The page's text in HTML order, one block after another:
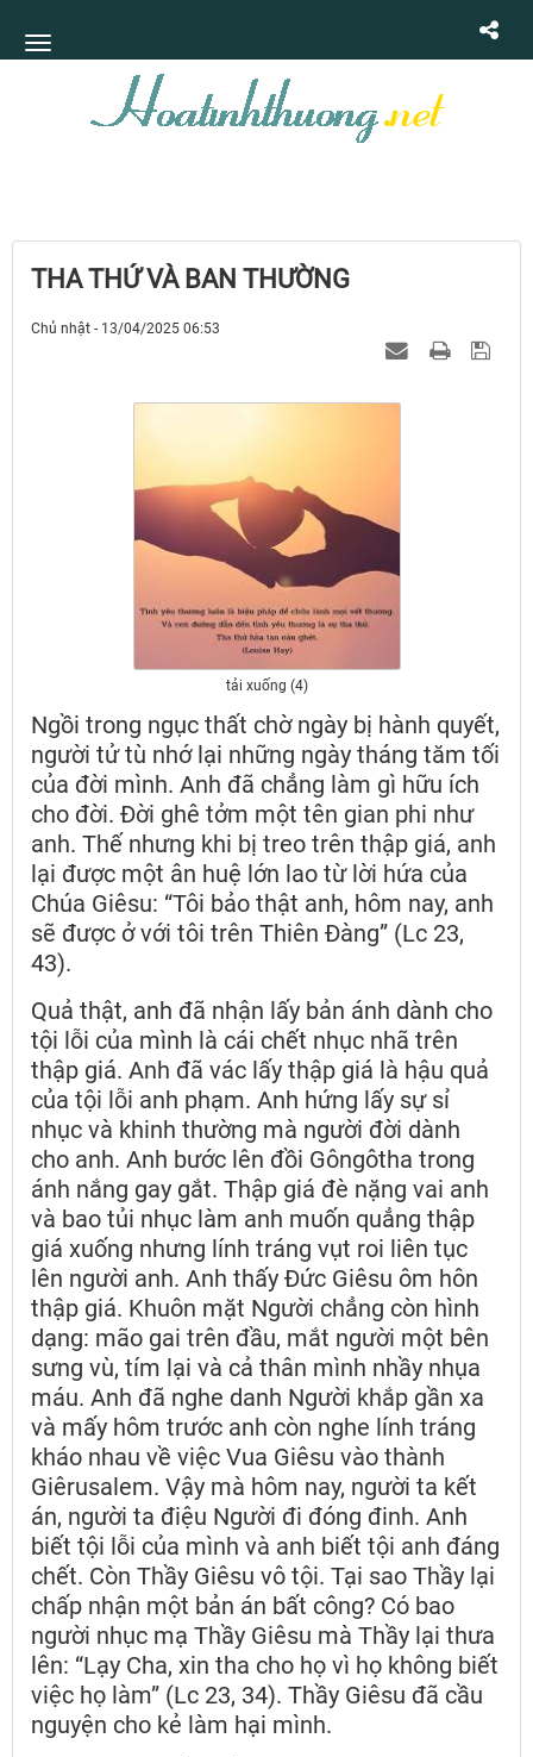
THA THỨ VÀ BAN THƯỜNG
Chủ nhật - 13/04/2025 06:53
tải xuống (4)
Ngồi trong ngục thất chờ ngày bị hành quyết,
người tử tù nhớ lại những ngày tháng tăm tối
của đời mình. Anh đã chẳng làm gì hữu ích
cho đời. Đời ghê tởm một tên gian phi như
anh. Thế nhưng khi bị treo trên thập giá, anh
lại được một ân huệ lớn lao từ lời hứa của
Chúa Giêsu: “Tôi bảo thật anh, hôm nay, anh
sẽ được ở với tôi trên Thiên Đàng” (Lc 23,
43).
Quả thật, anh đã nhận lấy bản ánh dành cho
tội lỗi của mình là cái chết nhục nhã trên
thập giá. Anh đã vác lấy thập giá là hậu quả
của tội lỗi anh phạm. Anh hứng lấy sự sỉ
nhục và khinh thường mà người đời dành
cho anh. Anh bước lên đồi Gôngôtha trong
ánh nắng gay gắt. Thập giá đè nặng vai anh
và bao tủi nhục làm anh muốn quẳng thập
giá xuống nhưng lính tráng vụt roi liên tục
lên người anh. Anh thấy Đức Giêsu ôm hôn
thập giá. Khuôn mặt Người chẳng còn hình
dạng: mão gai trên đầu, mắt người một bên
sưng vù, tím lại và cả thân mình nhầy nhụa
máu. Anh đã nghe danh Người khắp gần xa
và mấy hôm trước anh còn nghe lính tráng
kháo nhau về việc Vua Giêsu vào thành
Giêrusalem. Vậy mà hôm nay, người ta kết
án, người ta điệu Người đi đóng đinh. Anh
biết tội lỗi của mình và anh biết tội anh đáng
chết. Còn Thầy Giêsu vô tội. Tại sao Thầy lại
chấp nhận một bản án bất công? Có bao
người nhục mạ Thầy Giêsu mà Thầy lại thưa
lên: “Lạy Cha, xin tha cho họ vì họ không biết
việc họ làm” (Lc 23, 34). Thầy Giêsu đã cầu
nguyện cho kẻ làm hại mình.